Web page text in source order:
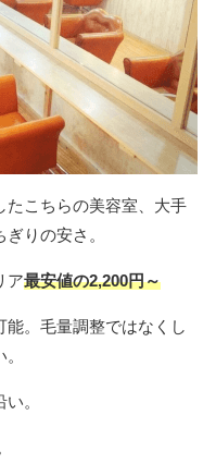
たこちらの美容室、大手
りの安さ。
ア最安値の2,200円～
。毛量調整ではなくし
。